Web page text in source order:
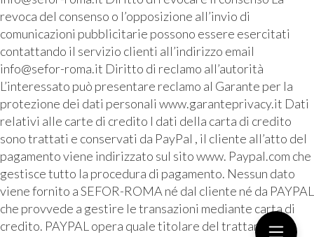
revoca del consenso o l’opposizione all’invio di
comunicazioni pubblicitarie possono essere esercitati
contattando il servizio clienti all’indirizzo email
info@sefor-roma.it Diritto di reclamo all’autorità
L’interessato può presentare reclamo al Garante per la
protezione dei dati personali www.garanteprivacy.it Dati
relativi alle carte di credito I dati della carta di credito
sono trattati e conservati da PayPal , il cliente all’atto del
pagamento viene indirizzato sul sito www. Paypal.com che
gestisce tutto la procedura di pagamento. Nessun dato
viene fornito a SEFOR-ROMA né dal cliente né da PAYPAL
che provvede a gestire le transazioni mediante carta di
credito. PAYPAL opera quale titolare del trattamento